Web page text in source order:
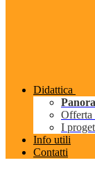
Didattica
Offerta
I
Info utili
Contatti